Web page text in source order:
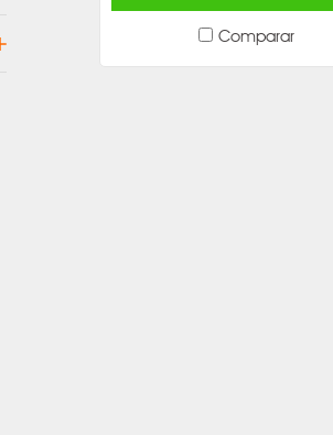
Comparar